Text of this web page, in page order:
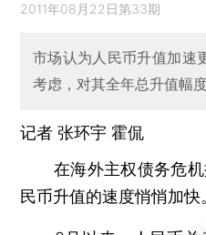
2011年08月22日第33期
市场认为人民币升值加速
考虑，对其全年总升值幅
记者张环宇 霍侃
在海外主权债务危机
民币升值的速度悄悄加快